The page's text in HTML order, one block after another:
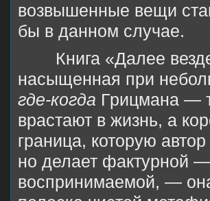
возвышенные вещи
бы в данном случае.
Книга «Далее
насыщенная при
где-когда Грицмана —
врастают в жизнь, а
граница, которую
но делает фактурной
воспринимаемой, —